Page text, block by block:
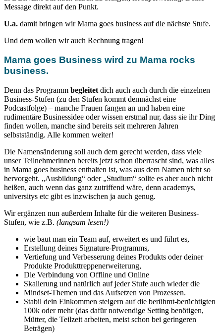
Message direkt auf den Punkt.
U.a. damit bringen wir Mama goes business auf die nächste Stufe.
Und dem wollen wir auch Rechnung tragen!
Mama goes Business wird zu Mama rocks
business.
Denn das Programm begleitet dich auch auch durch die einzelnen
Business-Stufen (zu den Stufen kommt demnächst eine
Podcastfolge) – manche Frauen fangen an und haben eine
rudimentäre Businessidee oder wissen erstmal nur, dass sie ihr Ding
finden wollen, manche sind bereits seit mehreren Jahren
selbstständig. Alle kommen weiter!
Die Namensänderung soll auch dem gerecht werden, dass viele
unser Teilnehmerinnen bereits jetzt schon überrascht sind, was alles
in Mama goes business enthalten ist, was aus dem Namen nicht so
hervorgeht. „Ausbildung“ oder „Studium“ sollte es aber auch nicht
heißen, auch wenn das ganz zutriffend wäre, denn academys,
universitys etc gibt es inzwischen ja auch genug.
Wir ergänzen nun außerdem Inhalte für die weiteren Business-
Stufen, wie z.B. (langsam lesen!)
wie baut man ein Team auf, erweitert es und führt es,
Erstellung deines Signature-Programms,
Vertiefung und Verbesserung deines Produkts oder deiner
Produkte Produkttreppenerweiterung,
Die Verbindung von Offline und Online
Skalierung und natürlich auf jeder Stufe auch wieder die
Mindset-Themen und das Aufsetzen von Prozessen.
Stabil dein Einkommen steigern auf die berühmt-berüchtigten
100k oder mehr (das dafür notwendige Setting benötigen,
Mütter, die Teilzeit arbeiten, meist schon bei geringeren
Beträgen)